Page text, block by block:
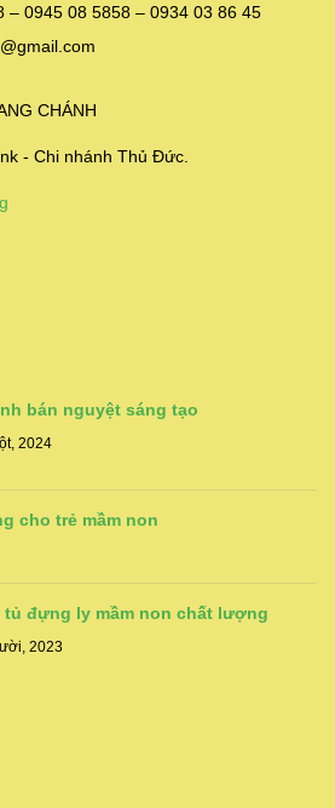
– 0945 08 5858 – 0934 03 86 45
CHÁNH
- Chi nhánh Thủ Đức.
bán nguyệt sáng tạo
2024
cho trẻ mầm non
tủ đựng ly mầm non chất lượng
2023